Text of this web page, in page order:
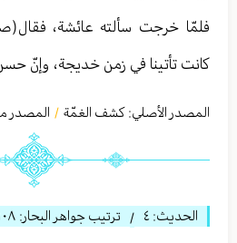
فلمّا خرجت سألته عائشة،
كانت تأتينا في زمن خديجة، وإنّ
المصدر الأصلي: كشف الغمّة / المصدر
الحديث: ٤ / ترتيب جواهر البحار: